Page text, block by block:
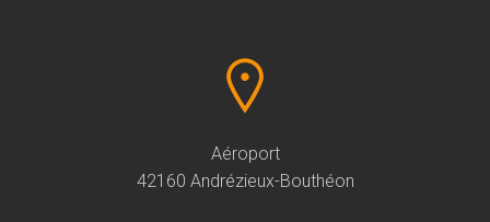
Aéroport
42160 Andrézieux-Bouthéon